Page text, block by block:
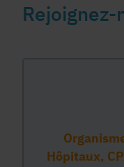
Rejoignez-
Hôpitaux,